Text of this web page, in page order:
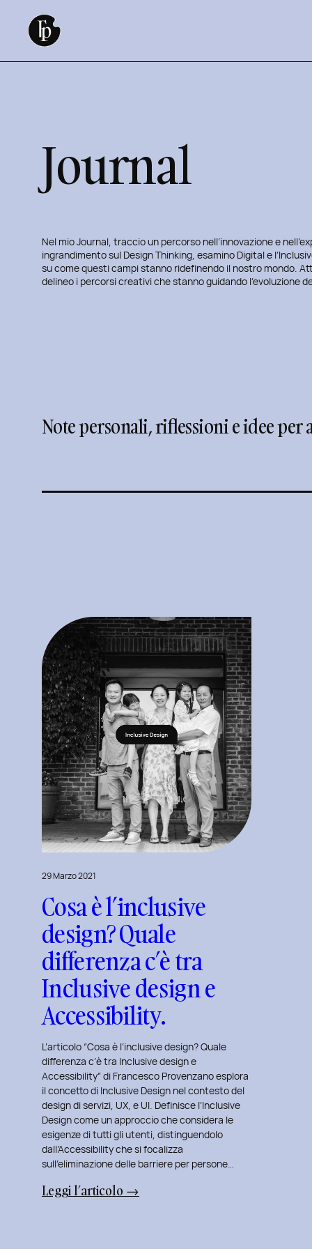
contenuto
Journal
Nel mio Journal, traccio un percorso nell’innovazione e
ingrandimento sul Design Thinking, esamino Digital e
su come questi campi stanno ridefinendo il nostro mondo.
delineo i percorsi creativi che stanno guidando l’evoluzione
Note personali, riflessioni e idee
29 Marzo 2021
Cosa è l’inclusive
design? Quale
differenza c’è tra
Inclusive design e
Accessibility.
L’articolo “Cosa è l’inclusive design? Quale
differenza c’è tra Inclusive design e
Accessibility” di Francesco Provenzano esplora
il concetto di Inclusive Design nel contesto del
design di servizi, UX, e UI. Definisce l’Inclusive
Design come un approccio che considera le
esigenze di tutti gli utenti, distinguendolo
dall’Accessibility che si focalizza
sull’eliminazione delle barriere per persone…
Leggi l’articolo →